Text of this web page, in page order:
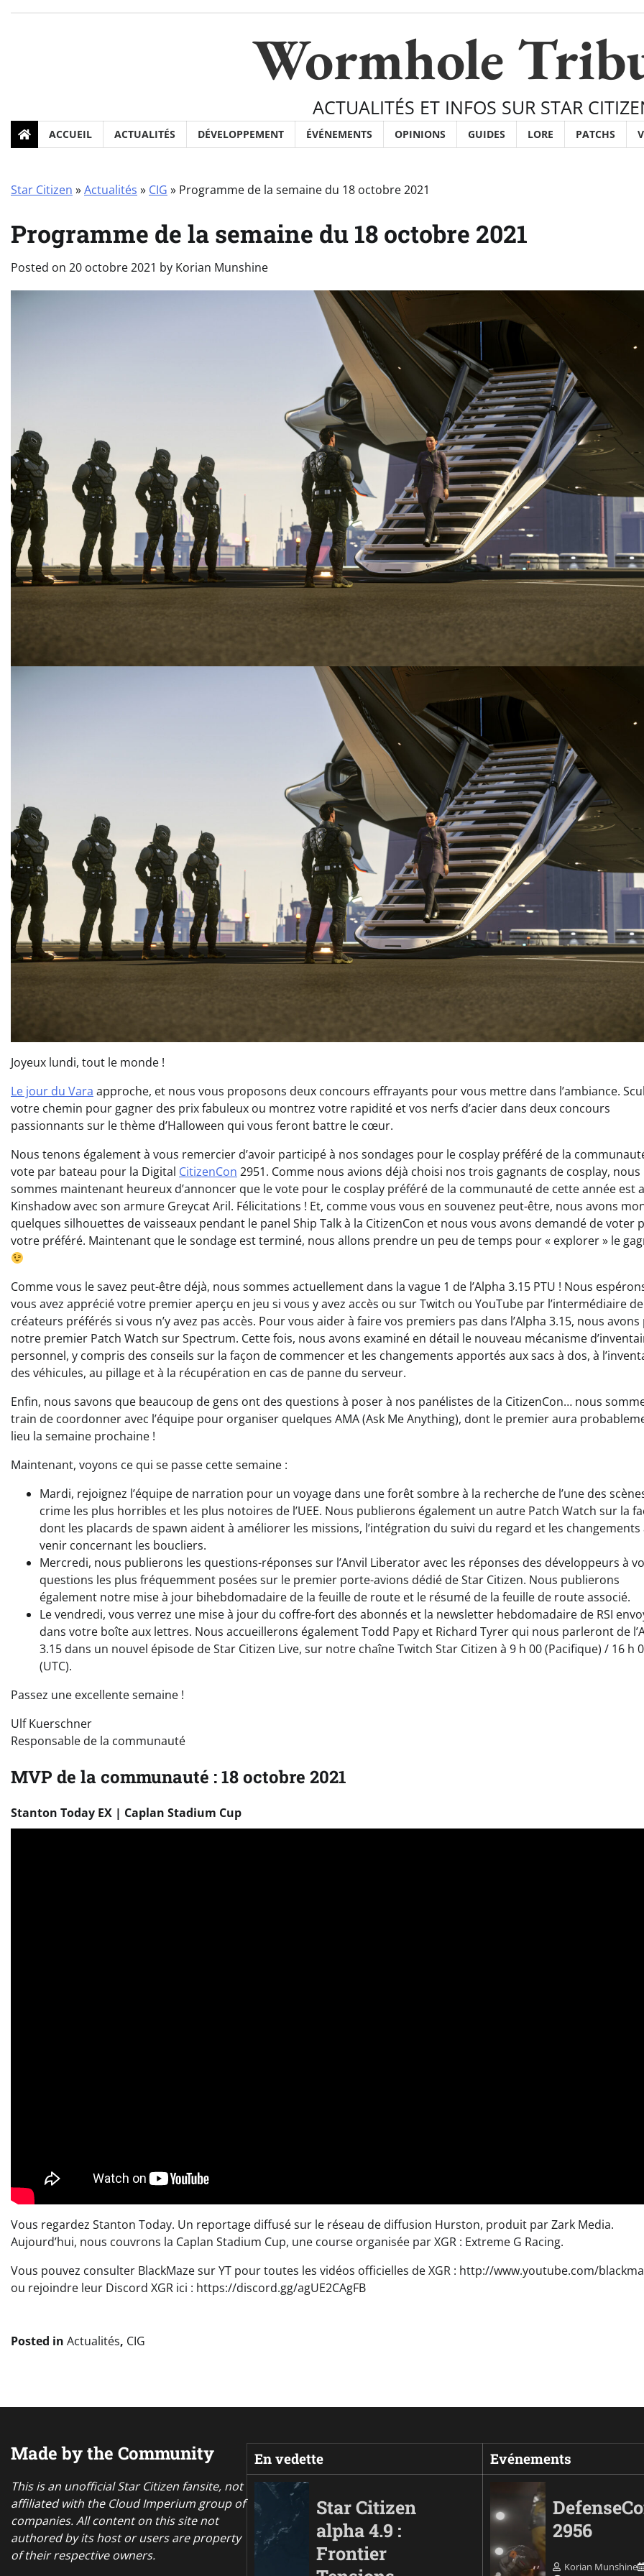
Wormhole
ACTUALITÉS ET INFOS SUR STAR
ACCUEIL ACTUALITÉS DÉVELOPPEMENT ÉVÉNEMENTS OPINIONS GUIDES LORE PATCHS
Star Citizen »Actualités » CIG » Programme de la semaine du 18 octobre 2021
Programme de la semaine du 18 octobre 2021
Posted on 20 octobre 2021 by Korian Munshine
Joyeux lundi, tout le monde !
Le jour du Vara approche, et nous vous proposons deux concours effrayants pour vous mettre dans l’ambiance.
votre chemin pour gagner des prix fabuleux ou montrez votre rapidité et vos nerfs d’acier dans deux concours
passionnants sur le thème d’Halloween qui vous feront battre le cœur.
Nous tenons également à vous remercier d’avoir participé à nos sondages pour le cosplay préféré de la
vote par bateau pour la Digital CitizenCon 2951. Comme nous avions déjà choisi nos trois gagnants de cosplay, nous
sommes maintenant heureux d’annoncer que le vote pour le cosplay préféré de la communauté de cette année est
Kinshadow avec son armure Greycat Aril. Félicitations ! Et, comme vous vous en souvenez peut-être, nous avons
quelques silhouettes de vaisseaux pendant le panel Ship Talk à la CitizenCon et nous vous avons demandé de voter
votre préféré. Maintenant que le sondage est terminé, nous allons prendre un peu de temps pour « explorer » le
Comme vous le savez peut-être déjà, nous sommes actuellement dans la vague 1 de l’Alpha 3.15 PTU ! Nous
vous avez apprécié votre premier aperçu en jeu si vous y avez accès ou sur Twitch ou YouTube par l’intermédiaire
créateurs préférés si vous n’y avez pas accès. Pour vous aider à faire vos premiers pas dans l’Alpha 3.15, nous
notre premier Patch Watch sur Spectrum. Cette fois, nous avons examiné en détail le nouveau mécanisme
personnel, y compris des conseils sur la façon de commencer et les changements apportés aux sacs à dos, à
des véhicules, au pillage et à la récupération en cas de panne du serveur.
Enfin, nous savons que beaucoup de gens ont des questions à poser à nos panélistes de la CitizenCon… nous
train de coordonner avec l’équipe pour organiser quelques AMA (Ask Me Anything), dont le premier aura
lieu la semaine prochaine !
Maintenant, voyons ce qui se passe cette semaine :
Mardi, rejoignez l’équipe de narration pour un voyage dans une forêt sombre à la recherche de l’une des
crime les plus horribles et les plus notoires de l’UEE. Nous publierons également un autre Patch Watch sur la
dont les placards de spawn aident à améliorer les missions, l’intégration du suivi du regard et les changements
venir concernant les boucliers.
Mercredi, nous publierons les questions-réponses sur l’Anvil Liberator avec les réponses des développeurs à
questions les plus fréquemment posées sur le premier porte-avions dédié de Star Citizen. Nous publierons
également notre mise à jour bihebdomadaire de la feuille de route et le résumé de la feuille de route associé.
Le vendredi, vous verrez une mise à jour du coffre-fort des abonnés et la newsletter hebdomadaire de RSI
dans votre boîte aux lettres. Nous accueillerons également Todd Papy et Richard Tyrer qui nous parleront de
3.15 dans un nouvel épisode de Star Citizen Live, sur notre chaîne Twitch Star Citizen à 9 h 00 (Pacifique) / 16 h
(UTC).
Passez une excellente semaine !
Ulf Kuerschner
Responsable de la communauté
MVP de la communauté : 18 octobre 2021
Stanton Today EX | Caplan Stadium Cup
Vous regardez Stanton Today. Un reportage diffusé sur le réseau de diffusion Hurston, produit par Zark Media.
Aujourd’hui, nous couvrons la Caplan Stadium Cup, une course organisée par XGR : Extreme G Racing.
Vous pouvez consulter BlackMaze sur YT pour toutes les vidéos officielles de XGR : http://www.youtube.com/
ou rejoindre leur Discord XGR ici : https://discord.gg/agUE2CAgFB
Posted in Actualités, CIG
Actualités Featured Patchs
Star Citizen
Alpha 4.7 :
Welcome to the
rock
Korian Munshine
Made by the Community
This is an unofficial Star Citizen fansite, not
affiliated with the Cloud Imperium group of
companies. All content on this site not
authored by its host or users are property
of their respective owners.
En vedette
Star Citizen
alpha 4.9 :
Frontier
Evénements
2956
Korian Munshine